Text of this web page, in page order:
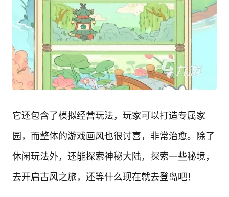
它还包含了模拟经营玩法，玩家可以打造专属家
园，而整体的游戏画风也很讨喜，非常治愈。除了
休闲玩法外，还能探索神秘大陆，探索一些秘境，
去开启古风之旅，还等什么现在就去登岛吧！